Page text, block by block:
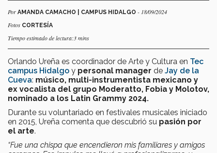
Por AMANDA CAMACHO | CAMPUS HIDALGO - 18/09/2024
Fotos CORTESÍA
Tiempo estimado de lectura:3 mins
Orlando Ureña es coordinador de Arte y Cultura en Tec
campus Hidalgo y personal manager de Jay de la
Cueva: músico, multi-instrumentista mexicano y
ex vocalista del grupo Moderatto, Fobia y Molotov,
nominado a los Latin Grammy 2024.
Durante su voluntariado en festivales musicales iniciado
en 2015, Ureña comenta que descubrió su pasión por
el arte.
“Fue una chispa que encendieron mis familiares y amigos